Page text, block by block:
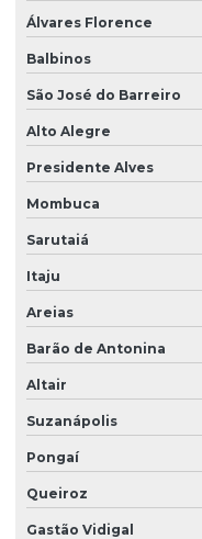
Álvares Florence
Balbinos
São José do Barreiro
Alto Alegre
Presidente Alves
Mombuca
Sarutaiá
Itaju
Areias
Barão de Antonina
Altair
Suzanápolis
Pongaí
Queiroz
Gastão Vidigal